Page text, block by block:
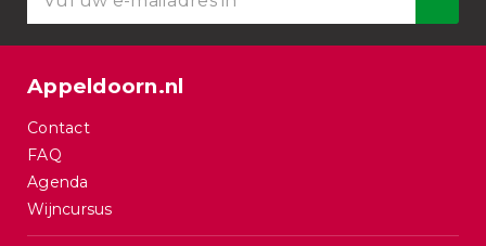
Appeldoorn.nl
Contact
FAQ
Agenda
Wijncursus